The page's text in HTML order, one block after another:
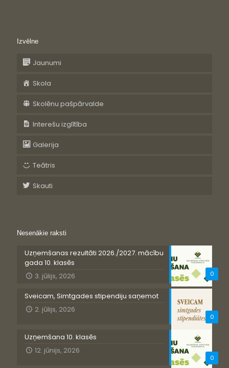
Izvēlne
Jaunumi
Skola
Skolēnu pašpārvalde
Interešu izglītība
Galerija
Teātris
Skauti
Nesenākie raksti
0
Uzņemšanas rezultāti 2026./2027. mācību
gada 10. klasēs
3. jūlijs, 2026
0
Sveicam, Simtgades stipendiju saņemot
2. jūlijs, 2026
0
Uzņemšana 10. klasēs
12. jūnijs, 2026